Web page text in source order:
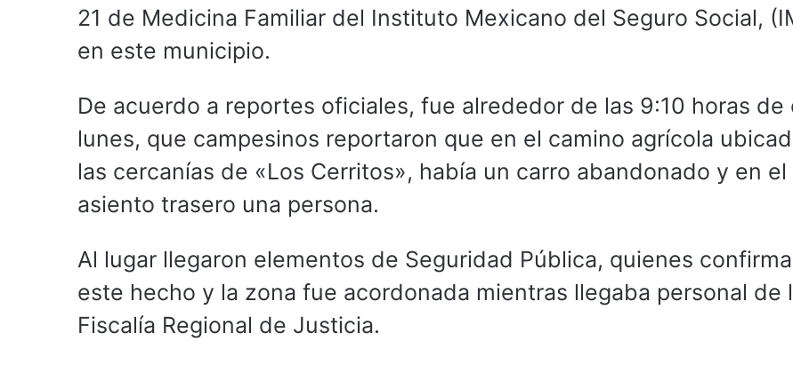
21 de Medicina Familiar del Instituto Mexicano del Seguro Social,
en este municipio.
De acuerdo a reportes oficiales, fue alrededor de las 9:10 horas de
lunes, que campesinos reportaron que en el camino agrícola
las cercanías de «Los Cerritos», había un carro abandonado y en el
asiento trasero una persona.
Al lugar llegaron elementos de Seguridad Pública, quienes
este hecho y la zona fue acordonada mientras llegaba personal de
Fiscalía Regional de Justicia.